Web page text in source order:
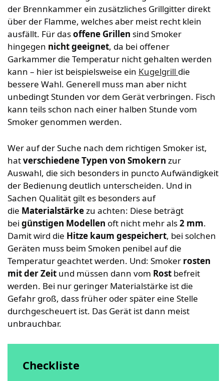
der Brennkammer ein zusätzliches Grillgitter direkt
über der Flamme, welches aber meist recht klein
ausfällt. Für dasoffene Grillen sind Smoker
hingegen nicht geeignet, da bei offener
Garkammer die Temperatur nicht gehalten werden
kann – hier ist beispielsweise ein Kugelgrill die
bessere Wahl. Generell muss man aber nicht
unbedingt Stunden vor dem Gerät verbringen. Fisch
kann teils schon nach einer halben Stunde vom
Smoker genommen werden.
Wer auf der Suche nach dem richtigen Smoker ist,
hatverschiedene Typen von Smokern zur
Auswahl, die sich besonders in puncto Aufwändigkeit
der Bedienung deutlich unterscheiden. Und in
Sachen Qualität gilt es besonders auf
die Materialstärkezu achten: Diese beträgt
bei günstigen Modellen oft nicht mehr als2 mm.
Damit wird die Hitze kaum gespeichert, bei solchen
Geräten muss beim Smoken penibel auf die
Temperatur geachtet werden. Und: Smoker rosten
mit der Zeit und müssen dann vom Rost befreit
werden. Bei nur geringer Materialstärke ist die
Gefahr groß, dass früher oder später eine Stelle
durchgescheuert ist. Das Gerät ist dann meist
unbrauchbar.
Checkliste